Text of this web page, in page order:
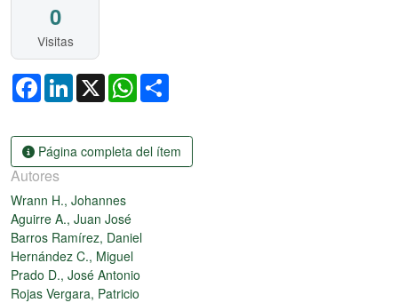
0
Visitas
FacebookLinkedIn
X WhatsApp
Página completa del ítem
Autores
Wrann H., Johannes
Aguirre A., Juan José
Barros Ramírez, Daniel
Hernández C., Miguel
Prado D., José Antonio
Rojas Vergara, Patricio